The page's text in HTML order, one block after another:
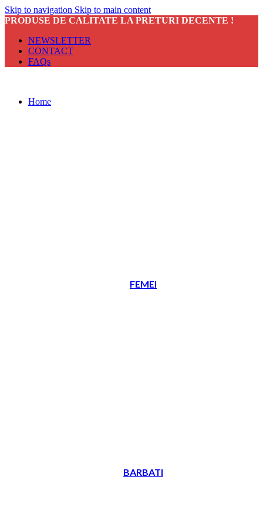
Skip to navigation Skip to main content
PRODUSE DE CALITATE LA PRETURI DECENTE !
NEWSLETTER
CONTACT
FAQs
Home
FEMEI
BARBATI